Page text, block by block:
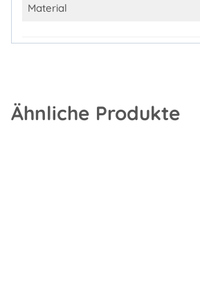
Material
Ähnliche Produkte